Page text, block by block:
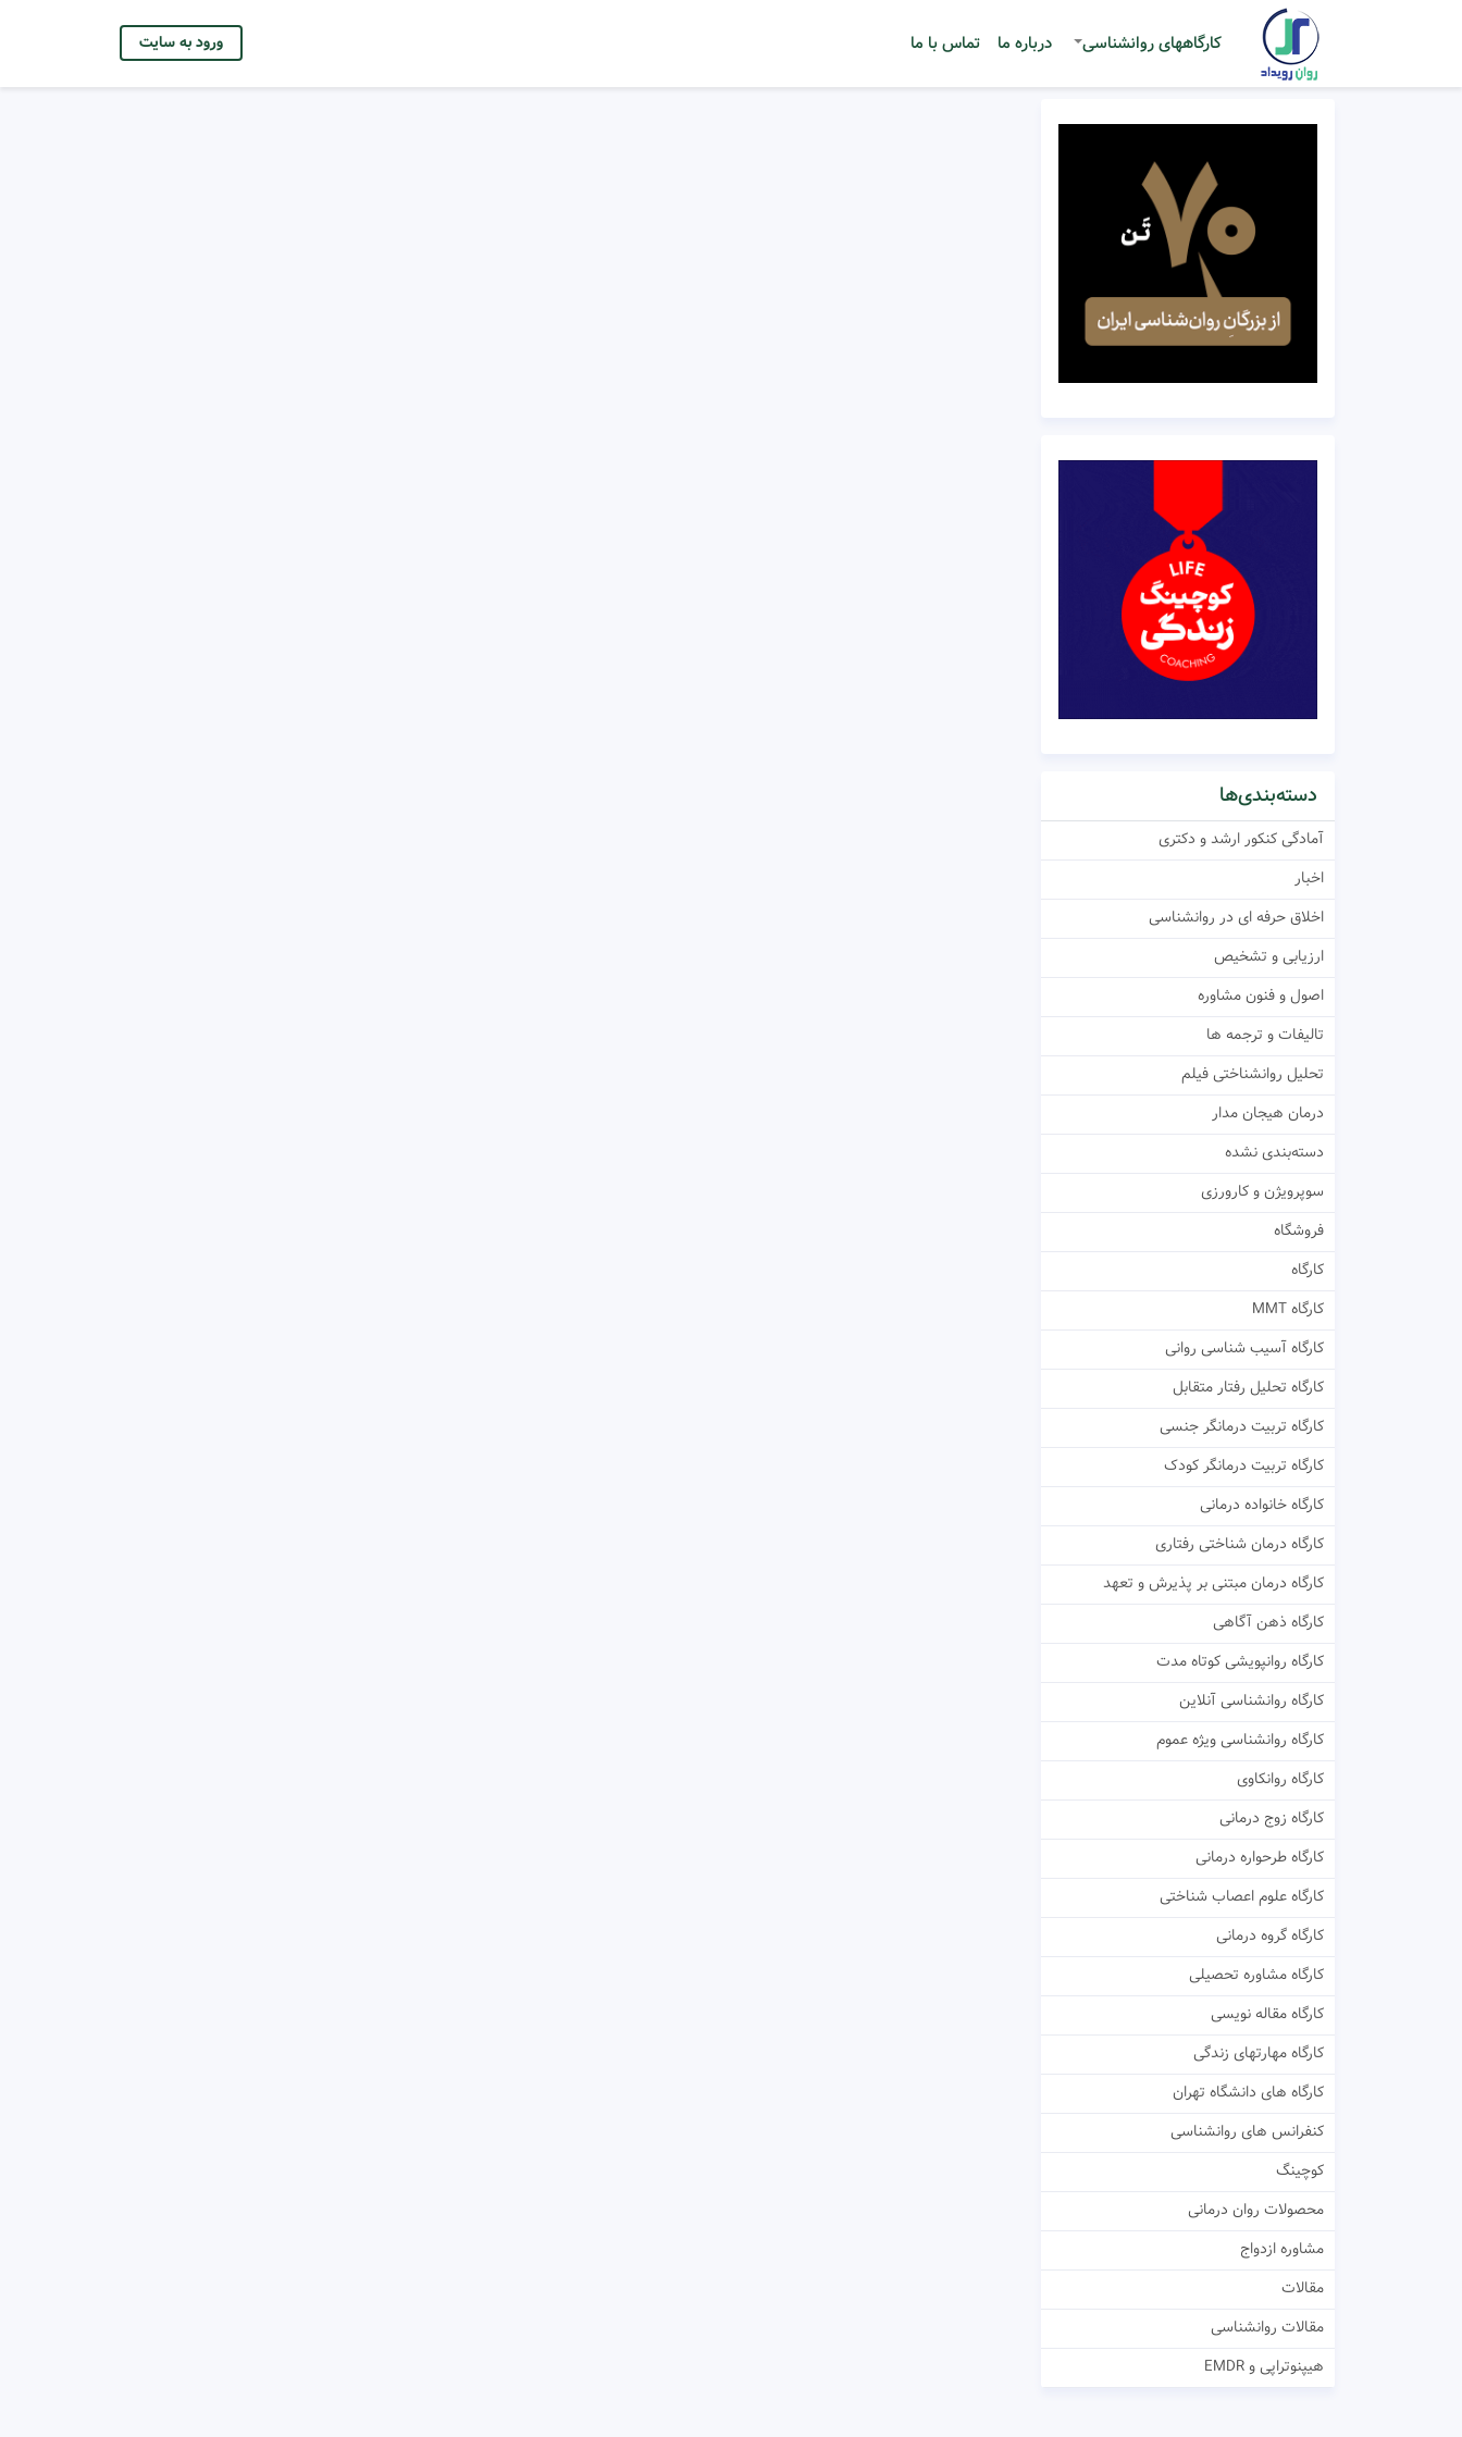
کارگاههای روانشناسی درباره ما تماس با ما ورود به سایت
دسته‌بندی‌ها
آمادگی کنکور ارشد و دکتری
اخبار
اخلاق حرفه ای در روانشناسی
ارزیابی و تشخیص
اصول و فنون مشاوره
تالیفات و ترجمه ها
تحلیل روانشناختی فیلم
درمان هیجان مدار
دسته‌بندی نشده
سوپرویژن و کارورزی
فروشگاه
کارگاه
کارگاه MMT
کارگاه آسیب شناسی روانی
کارگاه تحلیل رفتار متقابل
کارگاه تربیت درمانگر جنسی
کارگاه تربیت درمانگر کودک
کارگاه خانواده درمانی
کارگاه درمان شناختی رفتاری
کارگاه درمان مبتنی بر پذیرش و تعهد
کارگاه ذهن آگاهی
کارگاه روانپویشی کوتاه مدت
کارگاه روانشناسی آنلاین
کارگاه روانشناسی ویژه عموم
کارگاه روانکاوی
کارگاه زوج درمانی
کارگاه طرحواره درمانی
کارگاه علوم اعصاب شناختی
کارگاه گروه درمانی
کارگاه مشاوره تحصیلی
کارگاه مقاله نویسی
کارگاه مهارتهای زندگی
کارگاه های دانشگاه تهران
کنفرانس های روانشناسی
کوچینگ
محصولات روان درمانی
مشاوره ازدواج
مقالات
مقالات روانشناسی
هیپنوتراپی و EMDR